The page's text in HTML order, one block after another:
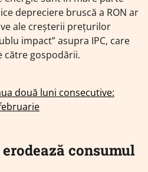
depreciere bruscă a RON ar
ale creșterii prețurilor
impact” asupra IPC, care
către gospodării.
două luni consecutive:
consumul